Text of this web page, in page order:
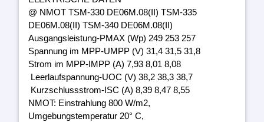
@ NMOT TSM-330 DE06M.08(II) TSM-335
DE06M.08(II) TSM-340 DE06M.08(II)
Ausgangsleistung-PMAX (Wp) 249 253 257
Spannung im MPP-UMPP (V) 31,4 31,5 31,8
Strom im MPP-IMPP (A) 7,93 8,01 8,08
Leerlaufspannung-UOC (V) 38,2 38,3 38,7
Kurzschlussstrom-ISC (A) 8,39 8,47 8,55
NMOT: Einstrahlung 800 W/m2,
Umgebungstemperatur 20° C,